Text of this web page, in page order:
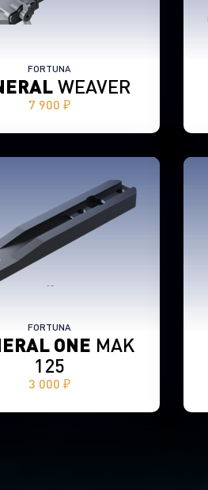
FORTUNA
WEAVER
7 900 ₽
FORTUNA
ONE MAK
125
3 000 ₽